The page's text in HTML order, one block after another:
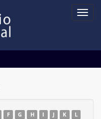
F G H I J K
L